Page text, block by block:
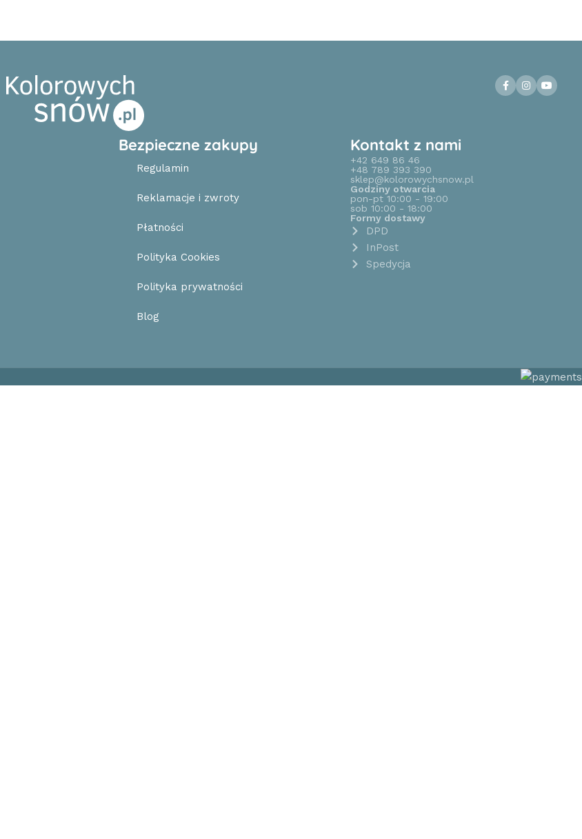
Bezpieczne zakupy
Regulamin
Reklamacje i zwroty
Płatności
Polityka Cookies
Polityka prywatności
Blog
Kontakt z nami
+42 649 86 46
+48 789 393 390
sklep@kolorowychsnow.pl
Godziny otwarcia
pon-pt 10:00 - 19:00
sob 10:00 - 18:00
Formy dostawy
DPD
InPost
Spedycja